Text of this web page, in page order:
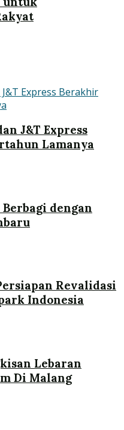
J&T Express
Lamanya
dengan
Revalidasi
Indonesia
Lebaran
Di Malang